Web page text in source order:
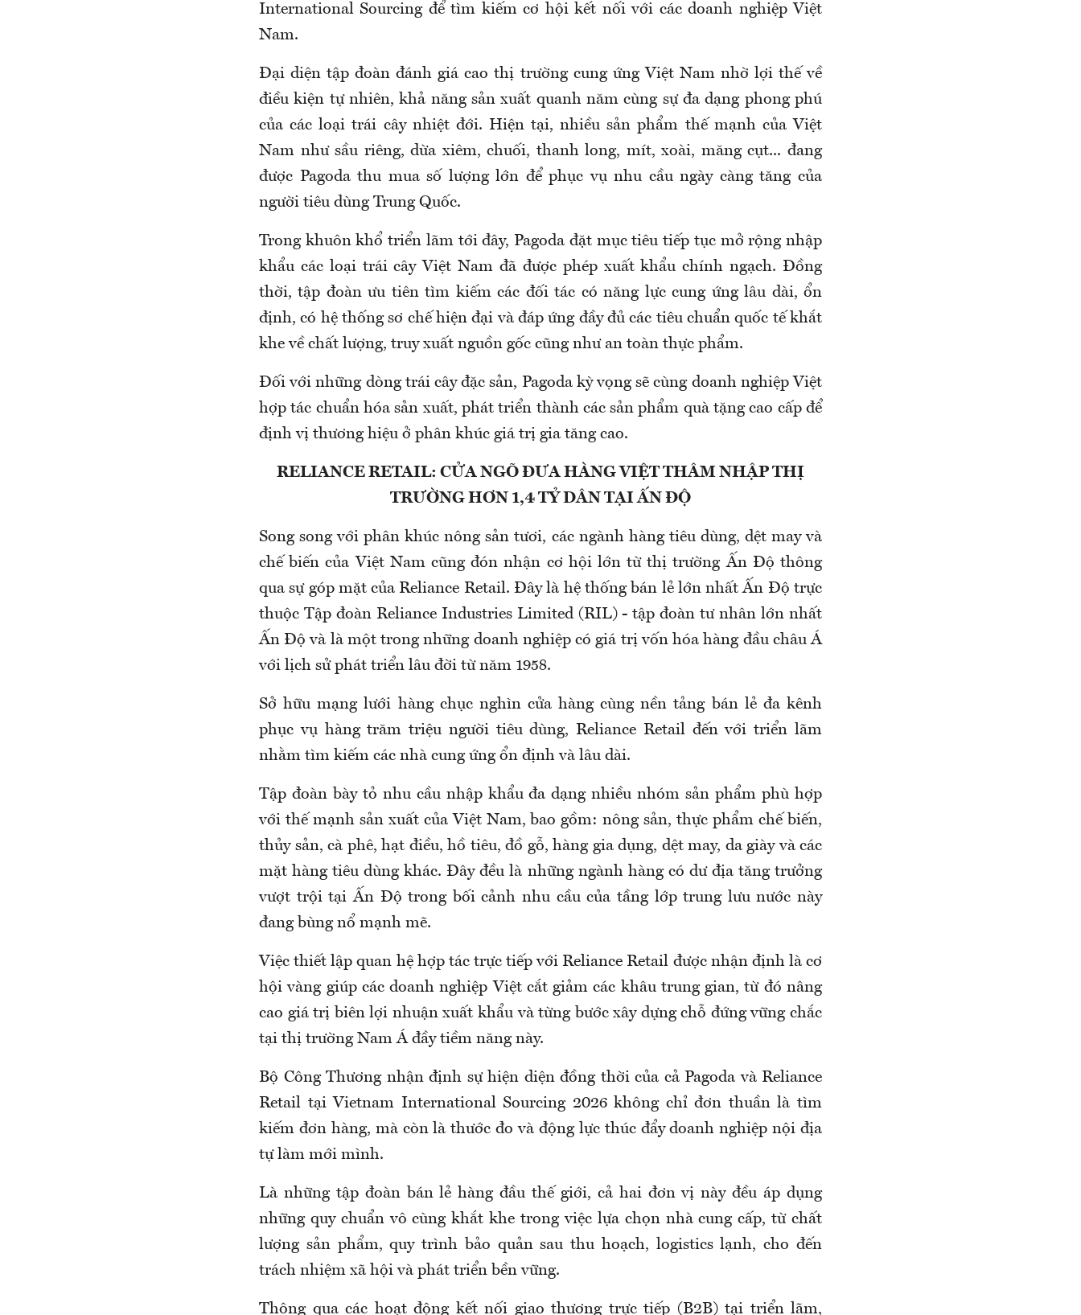
International Sourcing để tìm kiếm cơ hội kết nối với các doanh nghiệp Việt
Nam.
Đại diện tập đoàn đánh giá cao thị trường cung ứng Việt Nam nhờ lợi thế về
điều kiện tự nhiên, khả năng sản xuất quanh năm cùng sự đa dạng phong phú
của các loại trái cây nhiệt đới. Hiện tại, nhiều sản phẩm thế mạnh của Việt
Nam như sầu riêng, dừa xiêm, chuối, thanh long, mít, xoài, măng cụt... đang
được Pagoda thu mua số lượng lớn để phục vụ nhu cầu ngày càng tăng của
người tiêu dùng Trung Quốc.
Trong khuôn khổ triển lãm tới đây, Pagoda đặt mục tiêu tiếp tục mở rộng nhập
khẩu các loại trái cây Việt Nam đã được phép xuất khẩu chính ngạch. Đồng
thời, tập đoàn ưu tiên tìm kiếm các đối tác có năng lực cung ứng lâu dài, ổn
định, có hệ thống sơ chế hiện đại và đáp ứng đầy đủ các tiêu chuẩn quốc tế khắt
khe về chất lượng, truy xuất nguồn gốc cũng như an toàn thực phẩm.
Đối với những dòng trái cây đặc sản, Pagoda kỳ vọng sẽ cùng doanh nghiệp Việt
hợp tác chuẩn hóa sản xuất, phát triển thành các sản phẩm quà tặng cao cấp để
định vị thương hiệu ở phân khúc giá trị gia tăng cao.
RELIANCE RETAIL: CỬA NGÕ ĐƯA HÀNG VIỆT THÂM NHẬP THỊ
TRƯỜNG HƠN 1,4 TỶ DÂN TẠI ẤN ĐỘ
Song song với phân khúc nông sản tươi, các ngành hàng tiêu dùng, dệt may và
chế biến của Việt Nam cũng đón nhận cơ hội lớn từ thị trường Ấn Độ thông
qua sự góp mặt của Reliance Retail. Đây là hệ thống bán lẻ lớn nhất Ấn Độ trực
thuộc Tập đoàn Reliance Industries Limited (RIL) - tập đoàn tư nhân lớn nhất
Ấn Độ và là một trong những doanh nghiệp có giá trị vốn hóa hàng đầu châu Á
với lịch sử phát triển lâu đời từ năm 1958.
Sở hữu mạng lưới hàng chục nghìn cửa hàng cùng nền tảng bán lẻ đa kênh
phục vụ hàng trăm triệu người tiêu dùng, Reliance Retail đến với triển lãm
nhằm tìm kiếm các nhà cung ứng ổn định và lâu dài.
Tập đoàn bày tỏ nhu cầu nhập khẩu đa dạng nhiều nhóm sản phẩm phù hợp
với thế mạnh sản xuất của Việt Nam, bao gồm: nông sản, thực phẩm chế biến,
thủy sản, cà phê, hạt điều, hồ tiêu, đồ gỗ, hàng gia dụng, dệt may, da giày và các
mặt hàng tiêu dùng khác. Đây đều là những ngành hàng có dư địa tăng trưởng
vượt trội tại Ấn Độ trong bối cảnh nhu cầu của tầng lớp trung lưu nước này
đang bùng nổ mạnh mẽ.
Việc thiết lập quan hệ hợp tác trực tiếp với Reliance Retail được nhận định là cơ
hội vàng giúp các doanh nghiệp Việt cắt giảm các khâu trung gian, từ đó nâng
cao giá trị biên lợi nhuận xuất khẩu và từng bước xây dựng chỗ đứng vững chắc
tại thị trường Nam Á đầy tiềm năng này.
Bộ Công Thương nhận định sự hiện diện đồng thời của cả Pagoda và Reliance
Retail tại Vietnam International Sourcing 2026 không chỉ đơn thuần là tìm
kiếm đơn hàng, mà còn là thước đo và động lực thúc đẩy doanh nghiệp nội địa
tự làm mới mình.
Là những tập đoàn bán lẻ hàng đầu thế giới, cả hai đơn vị này đều áp dụng
những quy chuẩn vô cùng khắt khe trong việc lựa chọn nhà cung cấp, từ chất
lượng sản phẩm, quy trình bảo quản sau thu hoạch, logistics lạnh, cho đến
trách nhiệm xã hội và phát triển bền vững.
Thông qua các hoạt động kết nối giao thương trực tiếp (B2B) tại triển lãm,